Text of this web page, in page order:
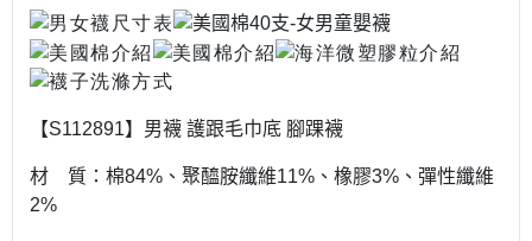
【S112891】男襪 護跟毛巾底 腳踝襪
材 質：棉84%、聚醯胺纖維11%、橡膠3%、彈性纖維
2%